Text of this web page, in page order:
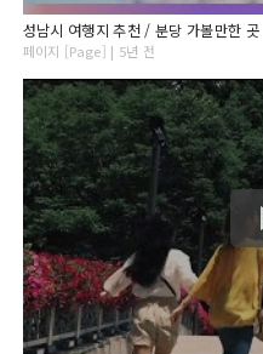
성남시 여행지 추천 / 분당 가볼만한 곳
페이지 [Page] | 5년 전